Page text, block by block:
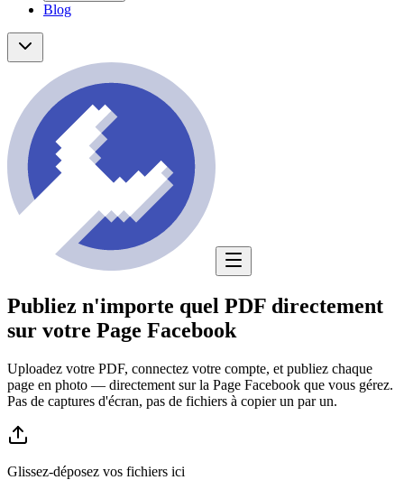
Blog
Publiez n'importe quel PDF directement
sur votre Page Facebook
Uploadez votre PDF, connectez votre compte, et publiez chaque
page en photo — directement sur la Page Facebook que vous gérez.
Pas de captures d'écran, pas de fichiers à copier un par un.
Glissez-déposez vos fichiers ici